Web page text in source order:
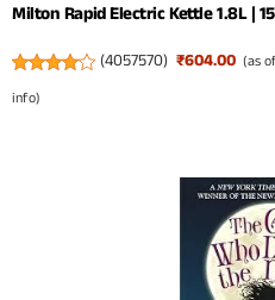
Milton Rapid Electric Kettle 1.8L |
(4057570) ₹604.00 (as
info)